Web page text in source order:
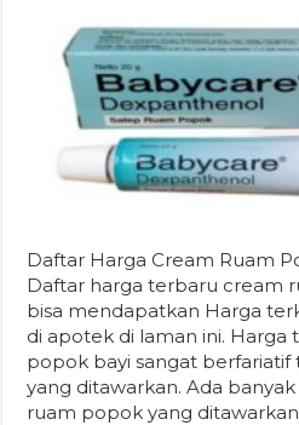
Daftar Harga Cream Ruam
Daftar harga terbaru cream
bisa mendapatkan Harga
di apotek di laman ini. Harga
popok bayi sangat
yang ditawarkan. Ada
ruam popok yang